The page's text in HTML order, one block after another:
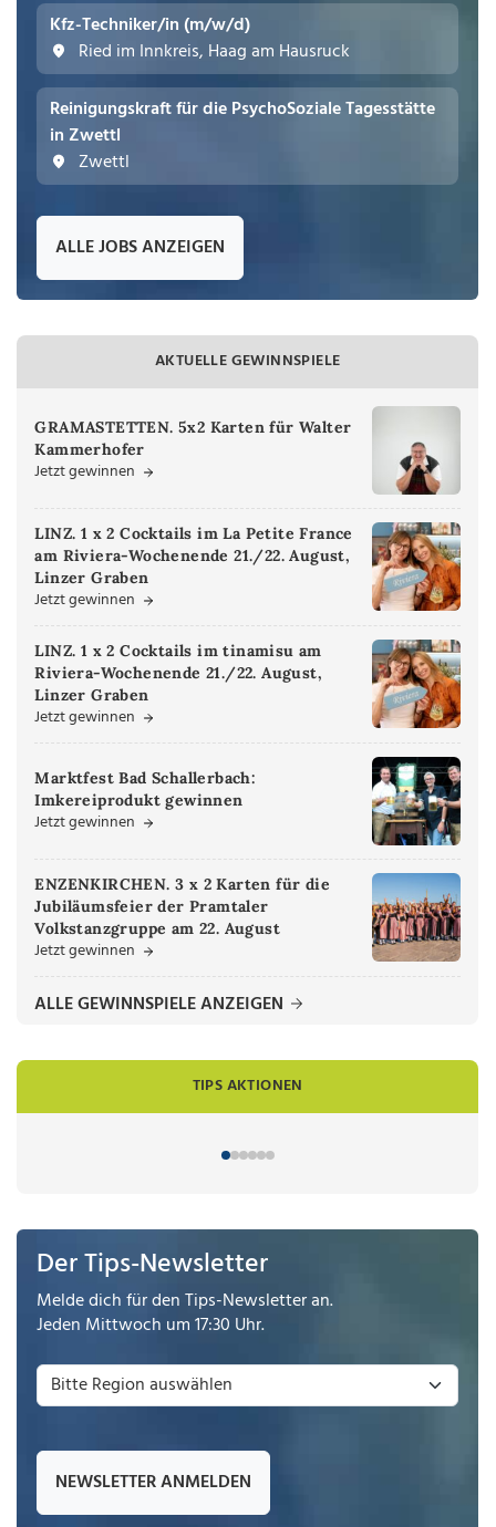
Kfz-Techniker/in (m/w/d)
Ried im Innkreis, Haag am Hausruck
Reinigungskraft für die PsychoSoziale Tagesstätte
in Zwettl
Zwettl
ALLE JOBS ANZEIGEN
AKTUELLE GEWINNSPIELE
GRAMASTETTEN. 5x2 Karten für Walter
Kammerhofer
Jetzt gewinnen
LINZ. 1 x 2 Cocktails im La Petite France
am Riviera-Wochenende 21./22. August,
Linzer Graben
Jetzt gewinnen
LINZ. 1 x 2 Cocktails im tinamisu am
Riviera-Wochenende 21./22. August,
Linzer Graben
Jetzt gewinnen
Marktfest Bad Schallerbach:
Imkereiprodukt gewinnen
Jetzt gewinnen
ENZENKIRCHEN. 3 x 2 Karten für die
Jubiläumsfeier der Pramtaler
Volkstanzgruppe am 22. August
Jetzt gewinnen
ALLE GEWINNSPIELE ANZEIGEN
TIPS AKTIONEN
Der Tips-Newsletter
Melde dich für den Tips-Newsletter an.
Jeden Mittwoch um 17:30 Uhr.
NEWSLETTER ANMELDEN